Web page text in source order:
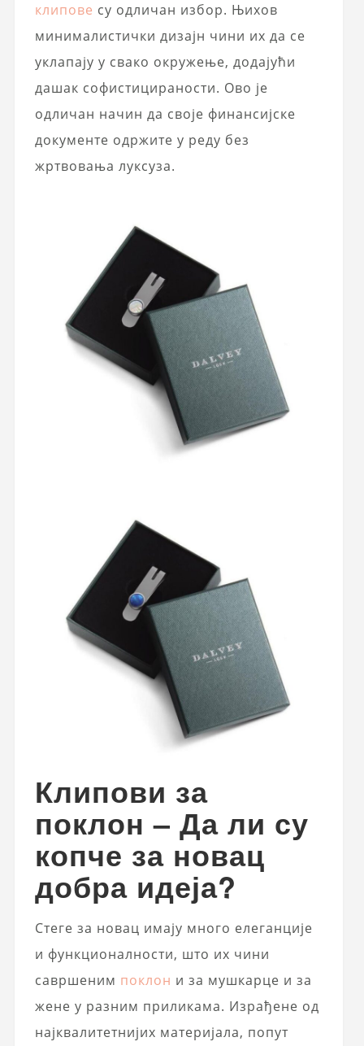
клипове су одличан избор. Њихов
минималистички дизајн чини их да се
уклапају у свако окружење, додајући
дашак софистицираности. Ово је
одличан начин да своје финансијске
документе одржите у реду без
жртвовања луксуза.
Клипови за
поклон – Да ли су
копче за новац
добра идеја?
Стеге за новац имају много елеганције
и функционалности, што их чини
савршеним поклон и за мушкарце и за
жене у разним приликама. Израђене од
најквалитетнијих материјала, попут